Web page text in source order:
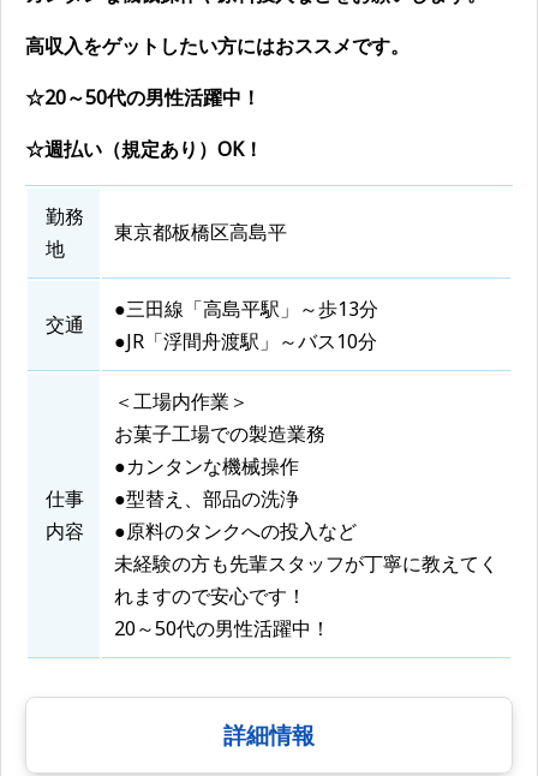
高収入をゲットしたい方にはおススメです。
☆20～50代の男性活躍中！
☆週払い（規定あり）OK！
勤務
地
東京都板橋区高島平
交通
●三田線「高島平駅」～歩13分
●JR「浮間舟渡駅」～バス10分
仕事
内容
＜工場内作業＞
お菓子工場での製造業務
●カンタンな機械操作
●型替え、部品の洗浄
●原料のタンクへの投入など
未経験の方も先輩スタッフが丁寧に教えてく
れますので安心です！
20～50代の男性活躍中！
詳細情報